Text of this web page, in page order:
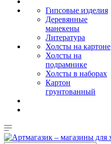
Гипсовые изделия
Деревянные
манекены
Литература
Холсты на картоне
Холсты на
подрамнике
Холсты в наборах
Картон
грунтованный